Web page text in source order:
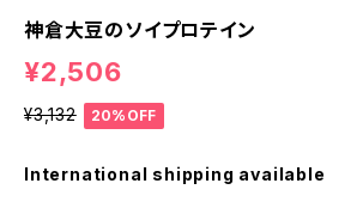
神倉大豆のソイプロテイン
¥2,506
¥3,132 20%OFF
International shipping available